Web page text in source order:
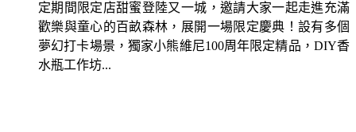
定期間限定店甜蜜登陸又一城，邀請大家一起走進充滿
歡樂與童心的百畝森林，展開一場限定慶典！設有多個
夢幻打卡場景，獨家小熊維尼100周年限定精品，DIY香
水瓶工作坊...